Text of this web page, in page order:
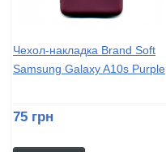
Чехол-накладка Brand Soft
Samsung Galaxy A10s Purple
75 грн